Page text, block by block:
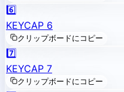
6️⃣
KEYCAP 6
クリップボードにコピー
7️⃣
KEYCAP 7
クリップボードにコピー